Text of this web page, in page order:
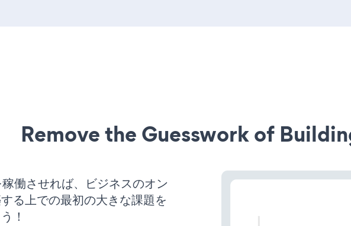
Remove the Guesswork of
働させれば、ビジネスのオン
る上での最初の大きな課題を
！